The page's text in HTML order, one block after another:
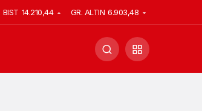
BIST 14.210,44 GR. ALTIN 6.903,48